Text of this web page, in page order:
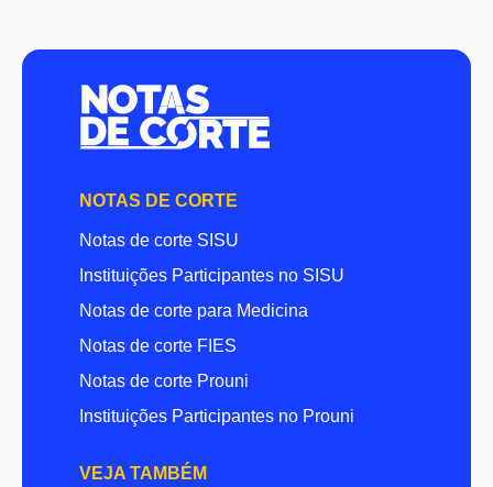
NOTAS DE CORTE
Notas de corte SISU
Instituições Participantes no SISU
Notas de corte para Medicina
Notas de corte FIES
Notas de corte Prouni
Instituições Participantes no Prouni
VEJA TAMBÉM